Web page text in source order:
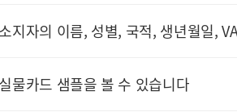
소지자의 이름, 성별, 국적, 생년월일,
실물카드 샘플을 볼 수 있습니다